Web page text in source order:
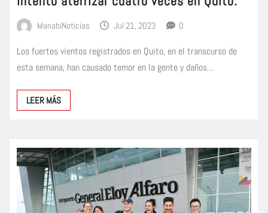
ManabiNoticias Jul 21, 2023 0
Los fuertes vientos registrados en Quito, en el transcurso de
esta semana, han causado temor en la gente y daños…
LEER MÁS